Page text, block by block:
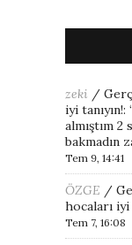
zeki /
iyi tanıyın!:
almıştım
bakmadın
Tem 9, 14:41
ÖZGE /
hocaları iyi
Tem 7, 16:08